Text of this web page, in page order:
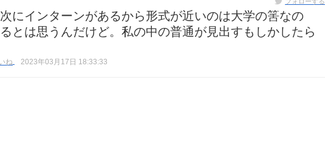
にインターンがあるから形式が近いのは大学の筈なの
とは思うんだけど。私の中の普通が見出すもしかしたら
ね 2023年03月17日 18:33:33